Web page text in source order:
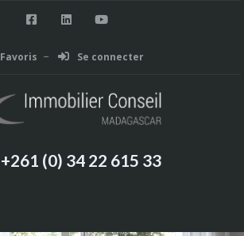
Favoris Se connecter
+261 (0) 34 22 615 33